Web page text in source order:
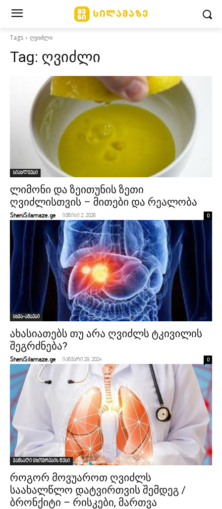
Tags ღვიძლი
Tag: ღვიძლი
სიახლეები
ლიმონი და ზეითუნის ზეთი
ღვიძლისთვის – მითები და რეალობა
SheniSilamaze.ge - ივნისი 2, 2026 0
სხვა-ამბები
ახასიათებს თუ არა ღვიძლს ტკივილის
შეგრძნება?
SheniSilamaze.ge - იანვარი 29, 2024 0
ჯანსაღი ცხოვრების წესი
როგორ მოვუაროთ ღვიძლს
საახალწლო დატვირთვის შემდეგ /
ბრონქიტი – რისკები, მართვა